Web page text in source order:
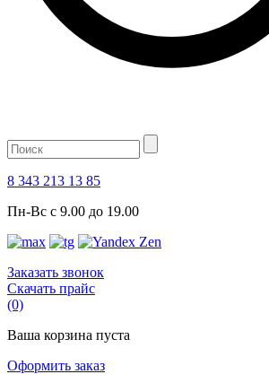
8 343 213 13 85
Пн-Вс с 9.00 до 19.00
Заказать звонок
Скачать прайс
(0)
Ваша корзина пуста
Оформить заказ